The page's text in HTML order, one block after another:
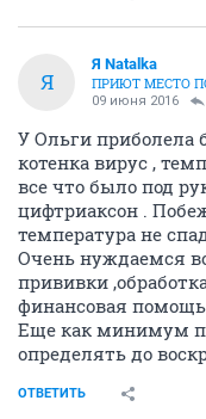
Я
Я Natalka
ПРИЮТ МЕСТО
09 июня 2016
У Ольги приболела
котенка вирус ,
все что было под
цифтриаксон .
температура не
Очень нуждаемся
прививки
финансовая помощь
Еще как минимум
определять до
ОТВЕТИТЬ